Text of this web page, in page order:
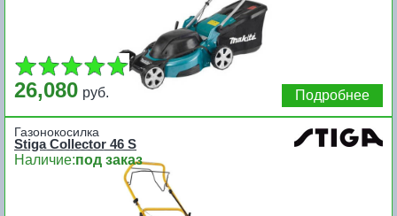
26,080 руб. Подробнее
Газонокосилка
Stiga Collector 46 S
Наличие:под заказ